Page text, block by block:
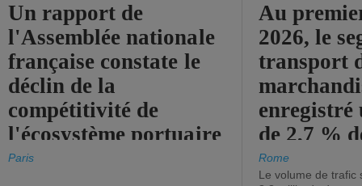
Un rapport de
l'Assemblée nationale
française constate le
déclin de la
compétitivité de
l'écosystème portuaire
de l'État.
Paris
Au
2026, le
transport
enregistré
de 2,7 %
chiffre
Rome
Le volume de trafic